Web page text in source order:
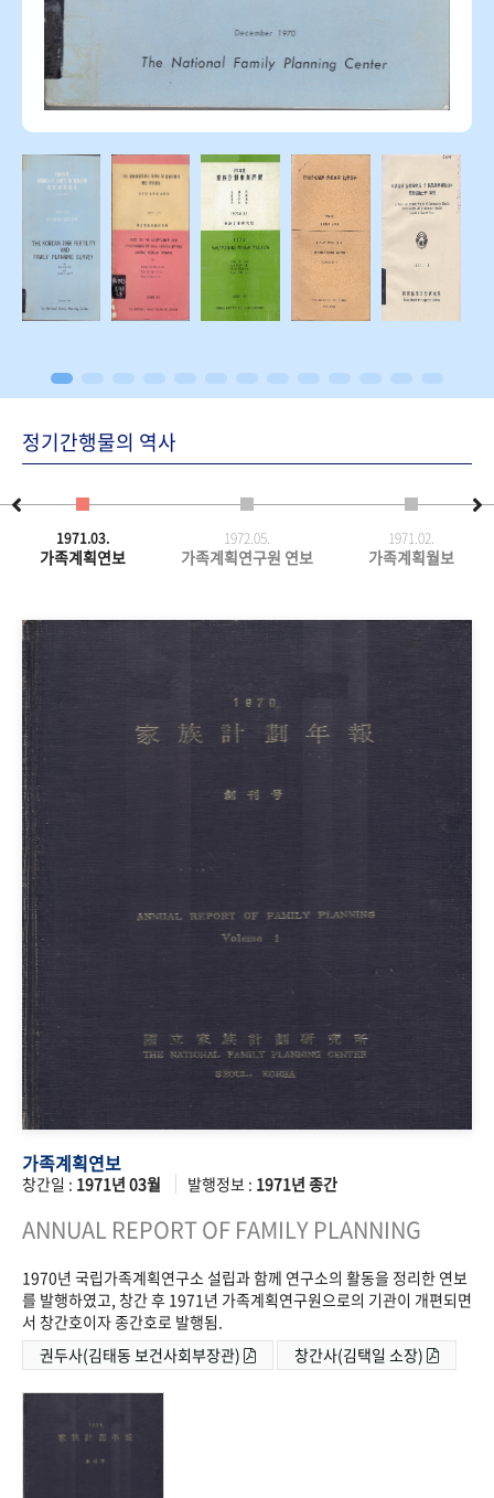
정기간행물의 역사
1971.03.
가족계획연보
1972.05.
가족계획연구원 연보
1971.02.
가족계획월보
가족계획연보
창간일 : 1971년 03월 발행정보 : 1971년 종간
ANNUAL REPORT OF FAMILY PLANNING
1970년 국립가족계획연구소 설립과 함께 연구소의 활동을 정리한 연보
를 발행하였고, 창간 후 1971년 가족계획연구원으로의 기관이 개편되면
서 창간호이자 종간호로 발행됨.
권두사(김태동 보건사회부장관)
창간사(김택일 소장)